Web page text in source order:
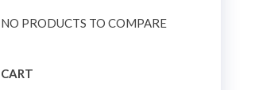
NO PRODUCTS TO COMPARE
CART